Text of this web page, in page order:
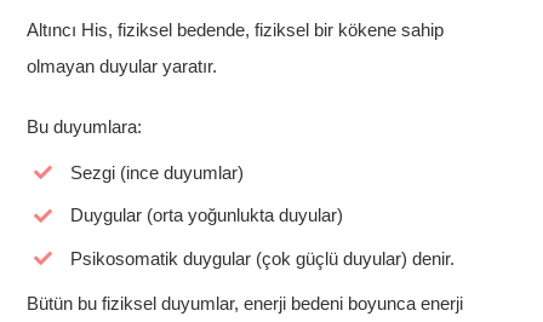
Altıncı His, fiziksel bedende, fiziksel bir kökene sahip
olmayan duyular yaratır.
Bu duyumlara:
Sezgi (ince duyumlar)
Duygular (orta yoğunlukta duyular)
Psikosomatik duygular (çok güçlü duyular) denir.
Bütün bu fiziksel duyumlar, enerji bedeni boyunca enerji